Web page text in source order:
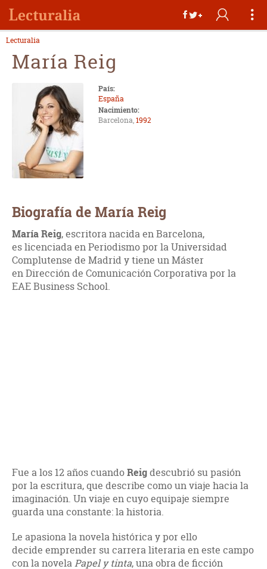
Lecturalia
María Reig
País:
España
Nacimiento:
Barcelona,1992
Biografía de María Reig
María Reig,escritora nacida en Barcelona,
eslicenciada en Periodismo por la Universidad
Complutense de Madrid y tiene un Máster
en Dirección de Comunicación Corporativa por la
EAE Business School.
Fue a los 12 años cuandoReigdescubrió su pasión
por la escritura, que describe como un viaje hacia la
imaginación. Un viaje en cuyo equipaje siempre
guarda una constante: la historia.
Le apasiona la novela histórica y por ello
decide emprender su carrera literaria en este campo
con la novelaPapel y tinta, una obra de ficción